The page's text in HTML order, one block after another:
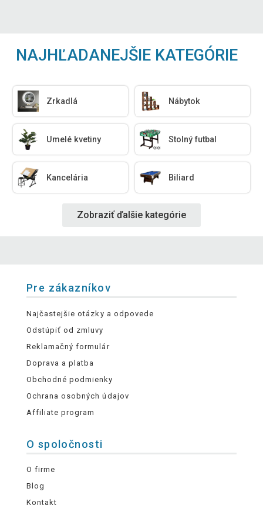
NAJHĽADANEJŠIE KATEGÓRIE
Zrkadlá Nábytok
Umelé kvetiny Stolný futbal
Kancelária Biliard
Zobraziť ďalšie kategórie
Pre zákazníkov
Najčastejšie otázky a odpovede
Odstúpiť od zmluvy
Reklamačný formulár
Doprava a platba
Obchodné podmienky
Ochrana osobných údajov
Affiliate program
O spoločnosti
O firme
Blog
Kontakt